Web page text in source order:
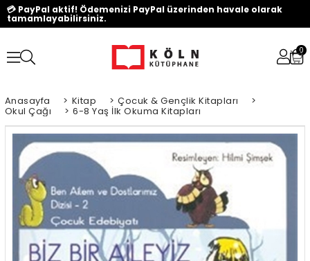
💳 PayPal aktif! Ödemenizi PayPal üzerinden havale olarak
tamamlayabilirsiniz.
0
Anasayfa > Kitap > Çocuk & Gençlik Kitapları >
Okul Çağı > 6-8 Yaş İlk Okuma Kitapları